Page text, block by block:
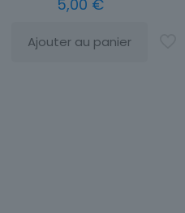
5,00 €
Ajouter au panier